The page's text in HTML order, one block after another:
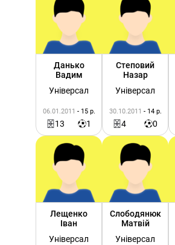
Данько
Вадим
Універсал
06.01.2011 - 15 р.
13 1
Степовий
Назар
Універсал
30.10.2011 - 14 р.
4 0
Лещенко
Іван
Універсал
Слободянюк
Матвій
Універсал